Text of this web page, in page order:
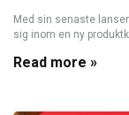
Med sin senaste
sig inom en ny
Read more »